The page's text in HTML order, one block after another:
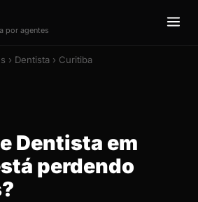
por agentes
› Dentista › Curitiba
Dentista em
perdendo